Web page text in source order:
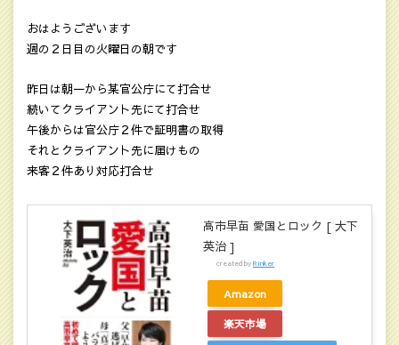
おはようございます
週の２日目の火曜日の朝です
昨日は朝一から某官公庁にて打合せ
続いてクライアント先にて打合せ
午後からは官公庁２件で証明書の取得
それとクライアント先に届けもの
来客２件あり対応打合せ
高市早苗 愛国とロック [ 大下
英治 ]
created byRinker
Amazon
楽天市場